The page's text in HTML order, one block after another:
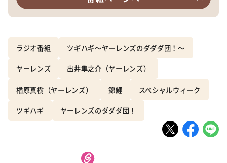
ラジオ番組 ツギハギ～ヤーレンズのダダダ団！～
ヤーレンズ 出井隼之介（ヤーレンズ）
楢原真樹（ヤーレンズ） 錦鯉 スペシャルウィーク
ツギハギ ヤーレンズのダダダ団！